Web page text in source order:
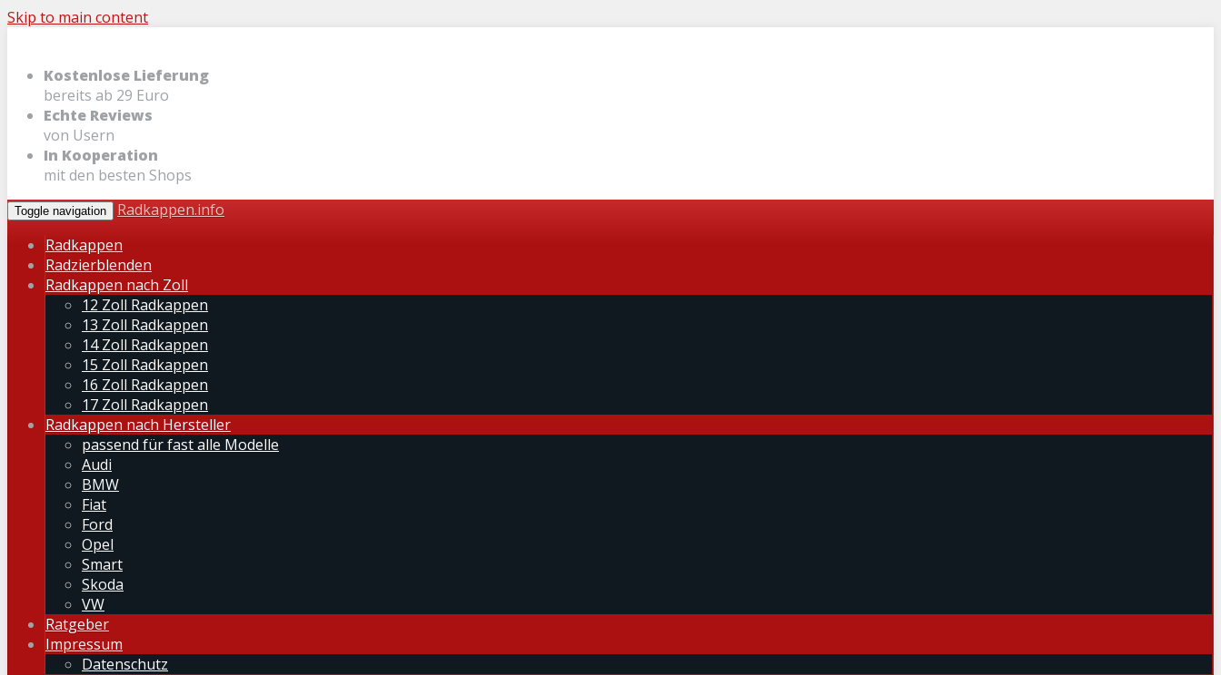
Skip to main content
Kostenlose Lieferung
bereits ab 29 Euro
Echte Reviews
von Usern
In Kooperation
mit den besten Shops
Toggle navigation
Radkappen.info
Radkappen
Radzierblenden
Radkappen nach Zoll
12 Zoll Radkappen
13 Zoll Radkappen
14 Zoll Radkappen
15 Zoll Radkappen
16 Zoll Radkappen
17 Zoll Radkappen
Radkappen nach Hersteller
passend für fast alle Modelle
Audi
BMW
Fiat
Ford
Opel
Smart
Skoda
VW
Ratgeber
Impressum
Datenschutz